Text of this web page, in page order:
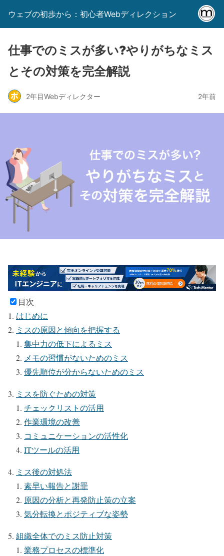
ウェブの初歩から：初心者Webディレクション
仕事でのミスが多い?やりがちなミス
とその対策を完全解説
2年目Webディレクター 2年前
目次
はじめに
ミスの原因と傾向を把握する
集中力の低下によるミス
メモの習慣がないためのミス
優先順位が分からないためのミス
ミスを防ぐための対策
チェックリストの活用
作業環境の改善
コミュニケーションの活性化
ITツールの活用
ミス後の対処法
素早い報告と謝罪
原因の分析と再発防止策の立案
気分転換とポジティブな姿勢
組織全体でのミス防止対策
業務プロセスの標準化